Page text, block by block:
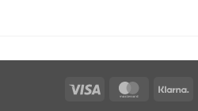
Visa MasterCard